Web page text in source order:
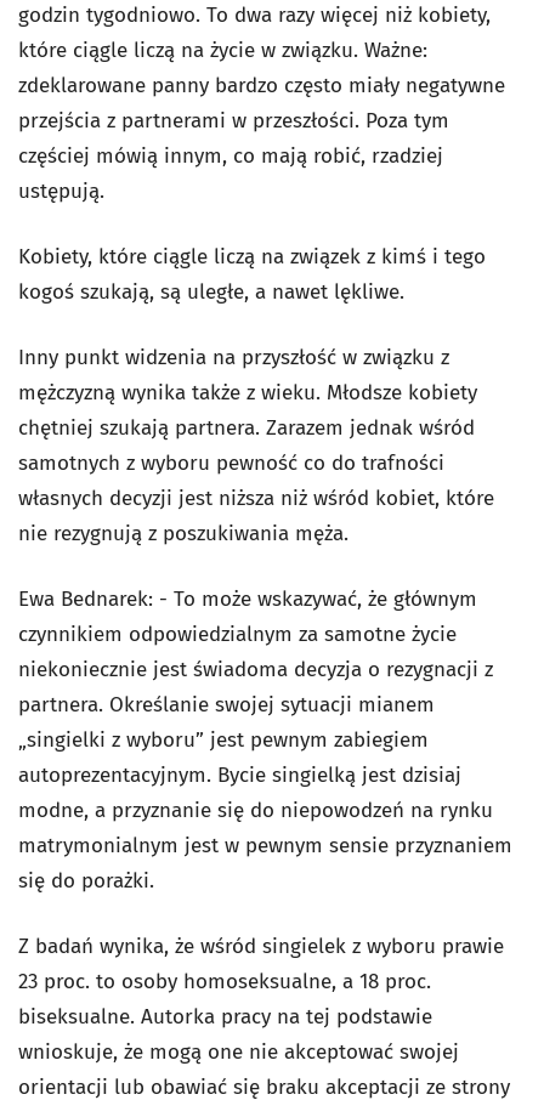
godzin tygodniowo. To dwa razy więcej niż kobiety,
które ciągle liczą na życie w związku. Ważne:
zdeklarowane panny bardzo często miały negatywne
przejścia z partnerami w przeszłości. Poza tym
częściej mówią innym, co mają robić, rzadziej
ustępują.
Kobiety, które ciągle liczą na związek z kimś i tego
kogoś szukają, są uległe, a nawet lękliwe.
Inny punkt widzenia na przyszłość w związku z
mężczyzną wynika także z wieku. Młodsze kobiety
chętniej szukają partnera. Zarazem jednak wśród
samotnych z wyboru pewność co do trafności
własnych decyzji jest niższa niż wśród kobiet, które
nie rezygnują z poszukiwania męża.
Ewa Bednarek: - To może wskazywać, że głównym
czynnikiem odpowiedzialnym za samotne życie
niekoniecznie jest świadoma decyzja o rezygnacji z
partnera. Określanie swojej sytuacji mianem
„singielki z wyboru” jest pewnym zabiegiem
autoprezentacyjnym. Bycie singielką jest dzisiaj
modne, a przyznanie się do niepowodzeń na rynku
matrymonialnym jest w pewnym sensie przyznaniem
się do porażki.
Z badań wynika, że wśród singielek z wyboru prawie
23 proc. to osoby homoseksualne, a 18 proc.
biseksualne. Autorka pracy na tej podstawie
wnioskuje, że mogą one nie akceptować swojej
orientacji lub obawiać się braku akceptacji ze strony